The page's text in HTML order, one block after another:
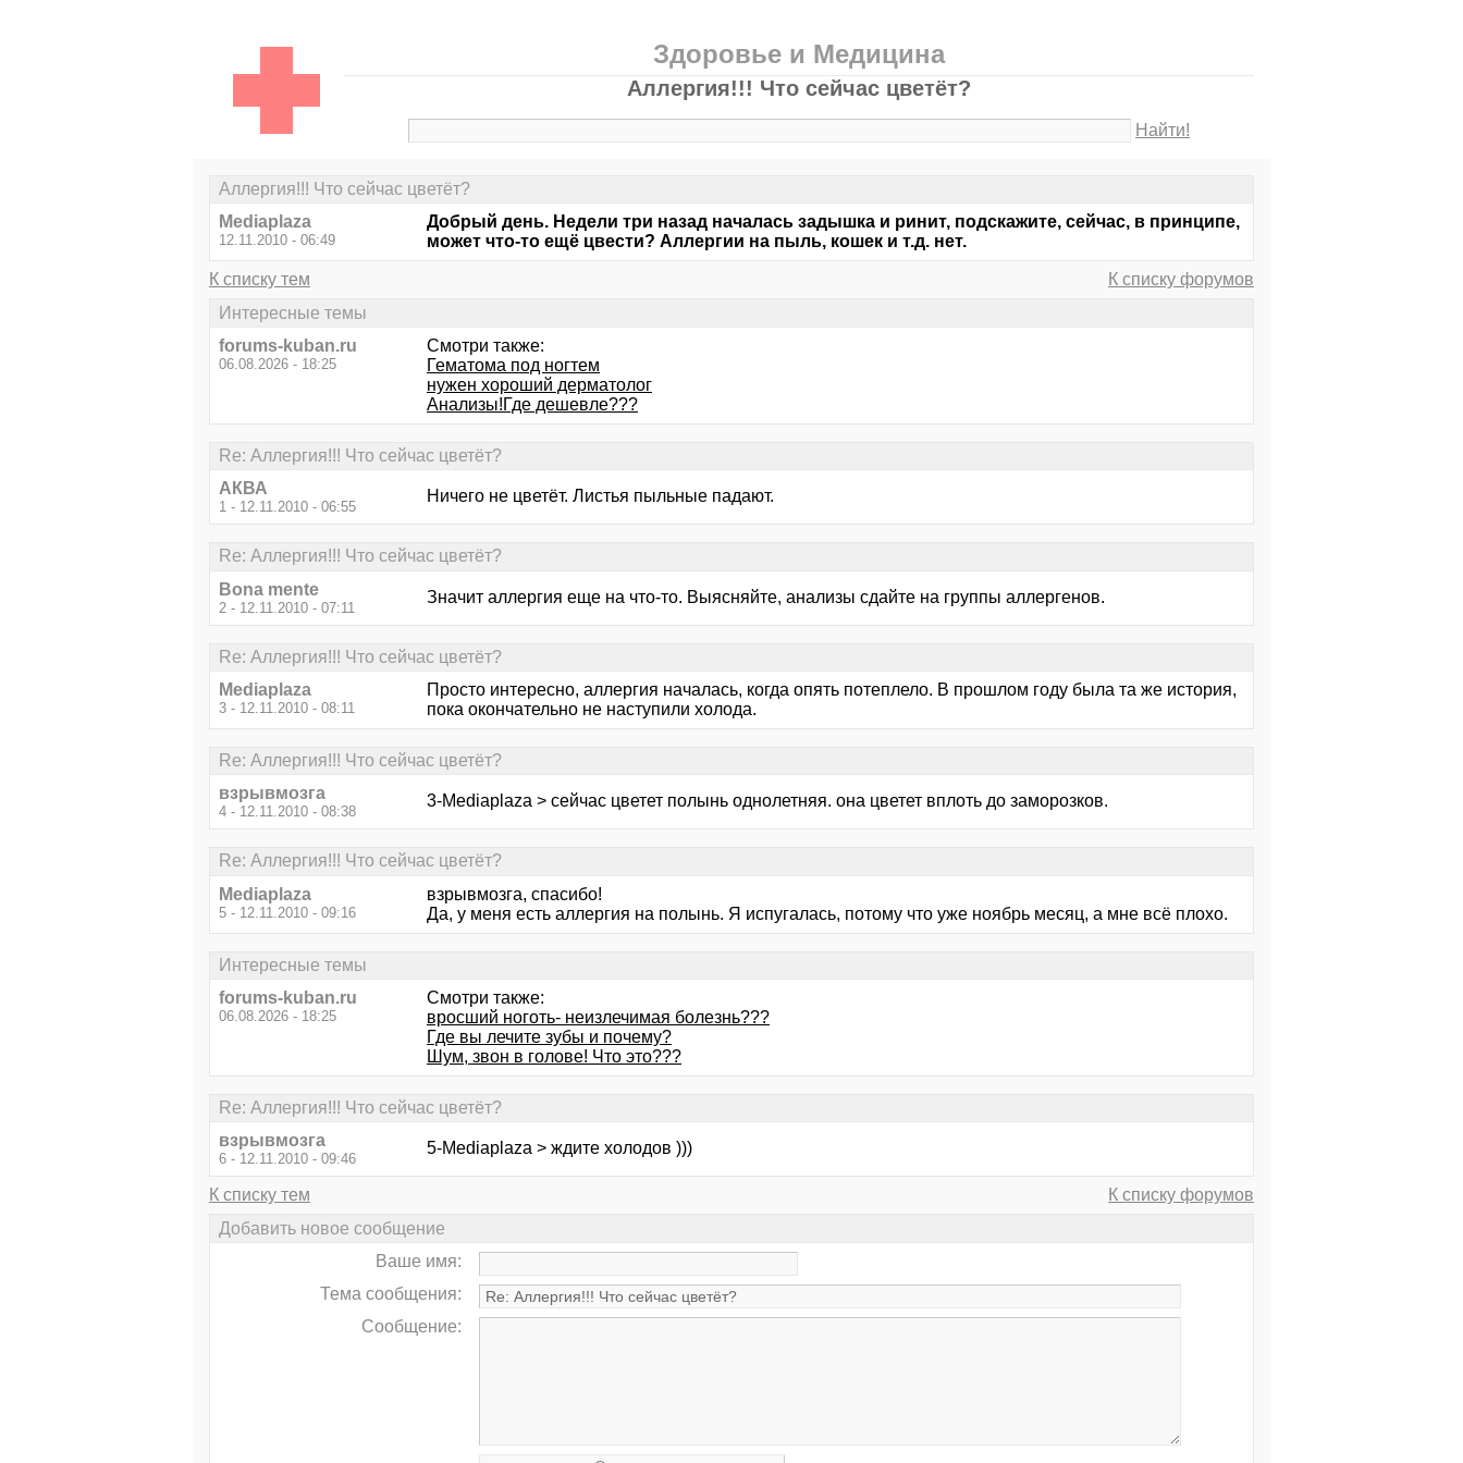
Здоровье и Медицина
Аллергия!!! Что сейчас цветёт?
Найти!
Аллергия!!! Что сейчас цветёт?
Mediaplaza
12.11.2010 - 06:49
Добрый день. Недели три назад началась задышка и ринит, подскажите, сейчас, в принципе,
может что-то ещё цвести? Аллергии на пыль, кошек и т.д. нет.
К списку тем
К списку форумов
Интересные темы
forums-kuban.ru
06.08.2026 - 18:25
Смотри также:
Гематома под ногтем
нужен хороший дерматолог
Анализы!Где дешевле???
Re: Аллергия!!! Что сейчас цветёт?
АКВА
1 - 12.11.2010 - 06:55
Ничего не цветёт. Листья пыльные падают.
Re: Аллергия!!! Что сейчас цветёт?
Bona mente
2 - 12.11.2010 - 07:11
Значит аллергия еще на что-то. Выясняйте, анализы сдайте на группы аллергенов.
Re: Аллергия!!! Что сейчас цветёт?
Mediaplaza
3 - 12.11.2010 - 08:11
Просто интересно, аллергия началась, когда опять потеплело. В прошлом году была та же история,
пока окончательно не наступили холода.
Re: Аллергия!!! Что сейчас цветёт?
взрывмозга
4 - 12.11.2010 - 08:38
3-Mediaplaza > сейчас цветет полынь однолетняя. она цветет вплоть до заморозков.
Re: Аллергия!!! Что сейчас цветёт?
Mediaplaza
5 - 12.11.2010 - 09:16
взрывмозга, спасибо!
Да, у меня есть аллергия на полынь. Я испугалась, потому что уже ноябрь месяц, а мне всё плохо.
Интересные темы
forums-kuban.ru
06.08.2026 - 18:25
Смотри также:
вросший ноготь- неизлечимая болезнь???
Где вы лечите зубы и почему?
Шум, звон в голове! Что это???
Re: Аллергия!!! Что сейчас цветёт?
взрывмозга
6 - 12.11.2010 - 09:46
5-Mediaplaza > ждите холодов )))
К списку тем
К списку форумов
Добавить новое сообщение
Ваше имя:
Тема сообщения:
Сообщение: